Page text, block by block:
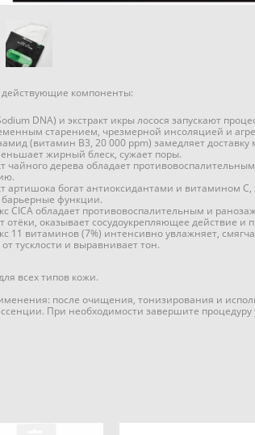
компоненты:
DNA) и экстракт икры лосося запускают
старением, чрезмерной инсоляцией и
(витамин B3, 20 000 ppm) замедляет доставку
жирный блеск, сужает поры.
чайного дерева обладает
артишока богат антиоксидантами и витамином
функции.
CICA обладает противовоспалительным и
оказывает сосудоукрепляющее действие и
11 витаминов (7%) интенсивно увлажняет,
тусклости и выравнивает тон.
всех типов кожи.
после очищения, тонизирования и
При необходимости завершите